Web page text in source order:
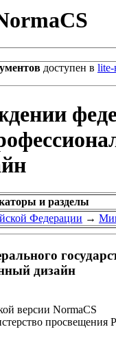
доступен в lite-
и разделы
Федерации →
дизайн
версии NormaCS
просвещения